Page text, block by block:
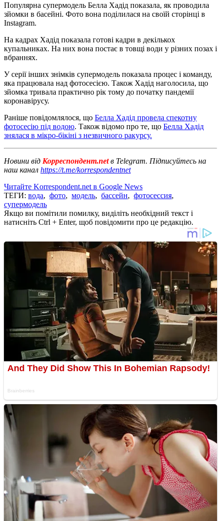
Популярна супермодель Белла Хадід показала, як проводила
зйомки в басейні. Фото вона поділилася на своїй сторінці в
Instagram.
На кадрах Хадід показала готові кадри в декількох
купальниках. На них вона постає в товщі води у різних позах і
вбраннях.
У серії інших знімків супермодель показала процес і команду,
яка працювала над фотосесією. Також Хадід наголосила, що
зйомка тривала практично рік тому до початку пандемії
коронавірусу.
Раніше повідомлялося, що Белла Хадід провела спекотну
фотосесію під водою. Також відомо про те, що Белла Хадід
знялася в мікро-бікіні з незвичного ракурсу.
Новини від Корреспондент.netв Telegram. Підписуйтесь на
наш канал https://t.me/korrespondentnet
Читайте Korrespondent.net в Google News
ТЕГИ: вода, фото, модель, бассейн, фотосессия,
супермодель
Якщо ви помітили помилку, виділіть необхідний текст і
натисніть Ctrl + Enter, щоб повідомити про це редакцію.